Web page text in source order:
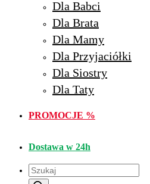
Dla Babci
Dla Brata
Dla Mamy
Dla Przyjaciółki
Dla Siostry
Dla Taty
PROMOCJE %
Dostawa w 24h
Wyszukiwarka